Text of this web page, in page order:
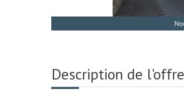
Sous
Description de l'offre